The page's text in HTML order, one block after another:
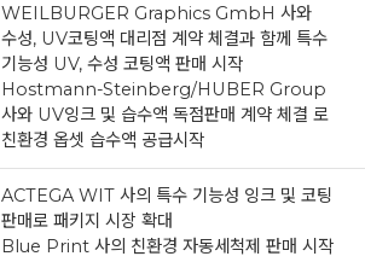
WEILBURGER Graphics GmbH 사와
수성, UV코팅액 대리점 계약 체결과 함께 특수
기능성 UV, 수성 코팅액 판매 시작
Hostmann-Steinberg/HUBER Group
사와 UV잉크 및 습수액 독점판매 계약 체결 로
친환경 옵셋 습수액 공급시작
ACTEGA WIT 사의 특수 기능성 잉크 및 코팅
판매로 패키지 시장 확대
Blue Print 사의 친환경 자동세척제 판매 시작